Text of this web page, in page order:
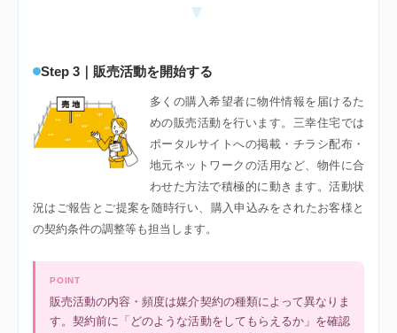
▼
Step 3｜販売活動を開始する
多くの購入希望者に物件情報を届けるた
めの販売活動を行います。三幸住宅では
ポータルサイトへの掲載・チラシ配布・
地元ネットワークの活用など、物件に合
わせた方法で積極的に動きます。活動状
況はご報告とご提案を随時行い、購入申込みをされたお客様と
の契約条件の調整等も担当します。
POINT
販売活動の内容・頻度は媒介契約の種類によって異なりま
す。契約前に「どのような活動をしてもらえるか」を確認